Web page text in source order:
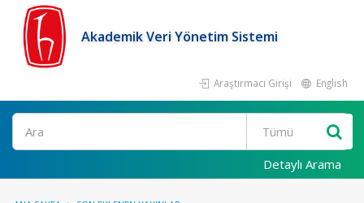
Akademik Veri Yönetim Sistemi
Araştırmacı Girişi English
Ara
Detaylı Arama